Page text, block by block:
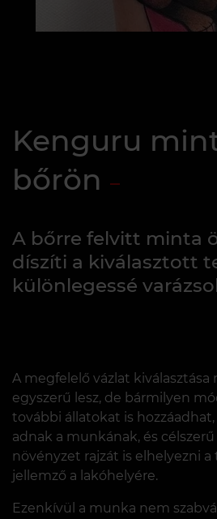
Kenguru
bőrön
A bőrre felvitt minta
díszíti a kiválasztott
különlegessé
A megfelelő vázlat
egyszerű lesz, de bármilyen
további állatokat is
adnak a munkának, és
növényzet rajzát is elhelyezni
jellemző a lakóhelyére.
Ezenkívül a munka nem